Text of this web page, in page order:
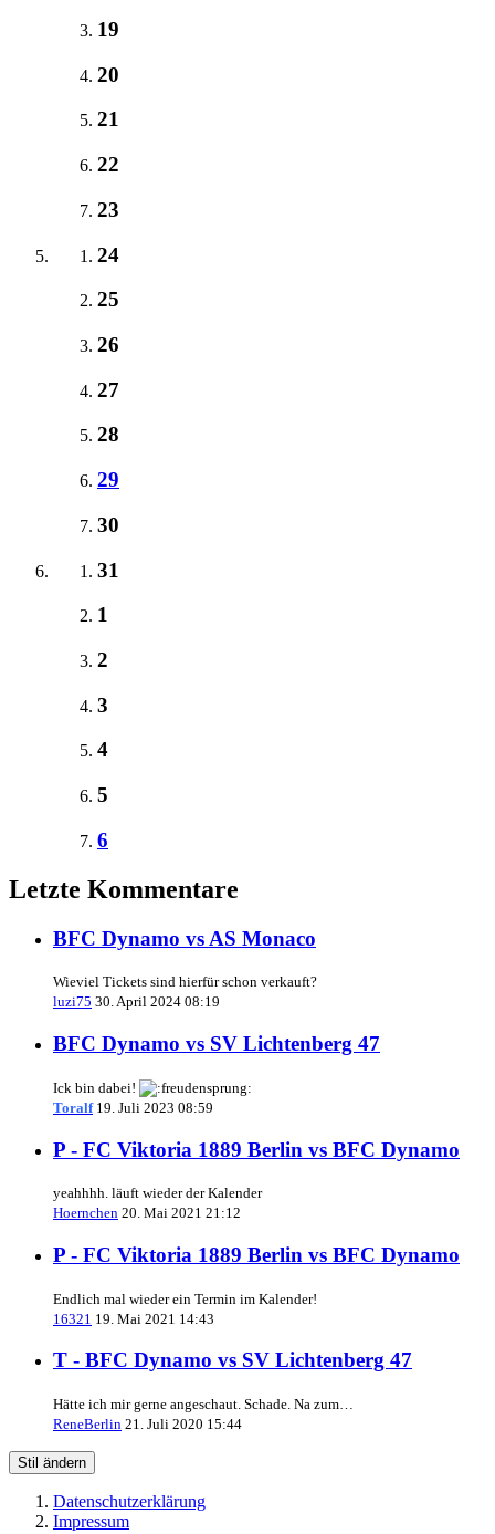
19
20
21
22
23
24
25
26
27
28
29
30
31
1
2
3
4
5
6
Letzte Kommentare
BFC Dynamo vs AS Monaco
Wieviel Tickets sind hierfür schon verkauft?
luzi75 30. April 2024 08:19
BFC Dynamo vs SV Lichtenberg 47
Ick bin dabei!
Toralf 19. Juli 2023 08:59
P - FC Viktoria 1889 Berlin vs BFC Dynamo
yeahhhh. läuft wieder der Kalender
Hoernchen 20. Mai 2021 21:12
P - FC Viktoria 1889 Berlin vs BFC Dynamo
Endlich mal wieder ein Termin im Kalender!
16321 19. Mai 2021 14:43
T - BFC Dynamo vs SV Lichtenberg 47
Hätte ich mir gerne angeschaut. Schade. Na zum…
ReneBerlin 21. Juli 2020 15:44
Stil ändern
Datenschutzerklärung
Impressum